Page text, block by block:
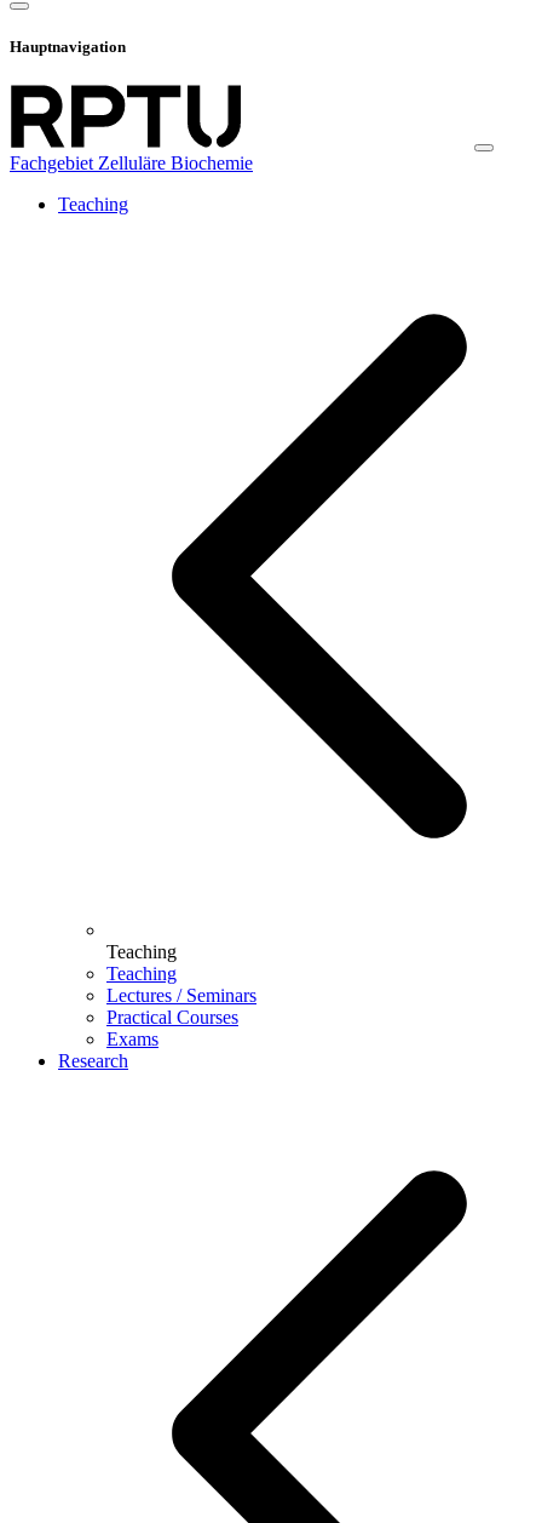
Hauptnavigation
Fachgebiet Zelluläre Biochemie
Teaching
Teaching
Teaching
Lectures / Seminars
Practical Courses
Exams
Research